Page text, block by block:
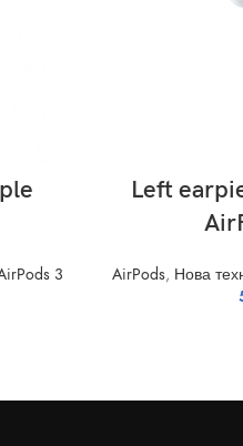
3
Left
AirPods, Нова